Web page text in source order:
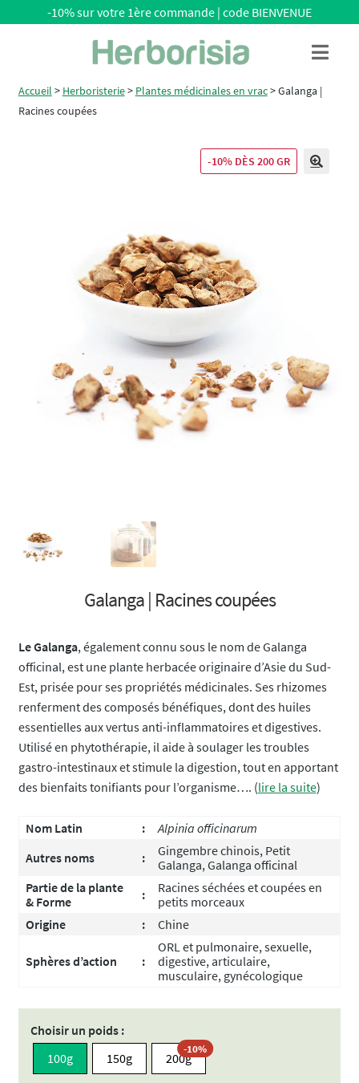
navigation
-10% sur votre 1ère commande | code BIENVENUE
Menu
Accueil > Herboristerie> Plantes médicinales en vrac>Galanga |
Racines coupées
-10% DÈS 200 GR
Galanga | Racines coupées
Le Galanga, également connu sous le nom de Galanga
officinal, est une plante herbacée originaire d’Asie du Sud-
Est, prisée pour ses propriétés médicinales. Ses rhizomes
renferment des composés bénéfiques, dont des huiles
essentielles aux vertus anti-inflammatoires et digestives.
Utilisé en phytothérapie, il aide à soulager les troubles
gastro-intestinaux et stimule la digestion, tout en apportant
des bienfaits tonifiants pour l’organisme…. (lire la suite)
Nom Latin :
Alpinia officinarum
Autres noms
:
Gingembre chinois, Petit
Galanga, Galanga officinal
Partie de la plante
& Forme
:
Racines séchées et coupées en
petits morceaux
Origine
: Chine
Sphères d’action :
ORL et pulmonaire, sexuelle,
digestive, articulaire,
musculaire, gynécologique
Choisir un poids :
100g
150g 200g
-10%